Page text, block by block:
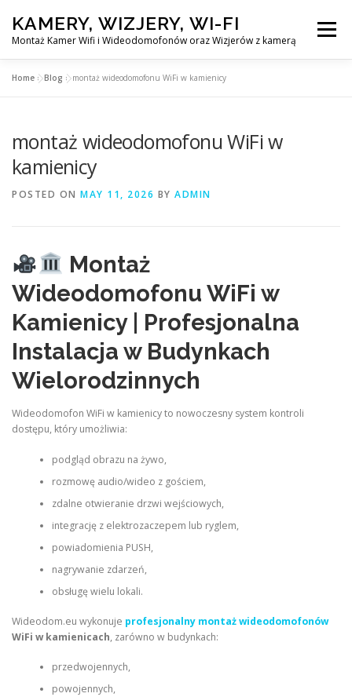
content
KAMERY, WIZJERY, WI-FI
Montaż Kamer Wifi i Wideodomofonów oraz Wizjerów z kamerą
Menu
MONTAŻ WIDEDOMOFONÓW
KONTAKT
EN
Home »Blog »montaż wideodomofonu WiFi w kamienicy
montaż wideodomofonu WiFi w
kamienicy
POSTED ON MAY 11, 2026 BY ADMIN
Montaż
Wideodomofonu WiFi w
Kamienicy | Profesjonalna
Instalacja w Budynkach
Wielorodzinnych
Wideodomofon WiFi w kamienicy to nowoczesny system kontroli
dostępu, który umożliwia:
podgląd obrazu na żywo,
rozmowę audio/wideo z gościem,
zdalne otwieranie drzwi wejściowych,
integrację z elektrozaczepem lub ryglem,
powiadomienia PUSH,
nagrywanie zdarzeń,
obsługę wielu lokali.
Wideodom.eu wykonuje profesjonalny montaż wideodomofonów
WiFi w kamienicach, zarówno w budynkach:
przedwojennych,
powojennych,